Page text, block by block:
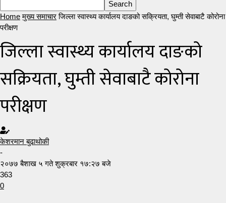
Home मुख्य समाचार जिल्ला स्वास्थ्य कार्यालय दाङको सक्रियता, घुम्ती सेवाबाटै कोरोना
परीक्षण
जिल्ला स्वास्थ्य कार्यालय दाङको
सक्रियता, घुम्ती सेवाबाटै कोरोना
परीक्षण
केशरमान बुढाथोकी
-
२०७७ बैशाख ५ गते शुक्रबार १७:२७ बजे
363
0